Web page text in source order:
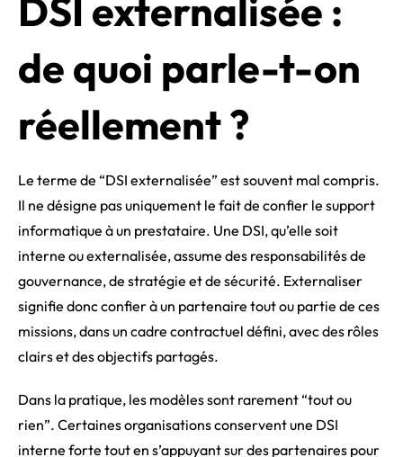
DSI externalisée :
de quoi parle-t-on
réellement ?
Le terme de “DSI externalisée” est souvent mal compris.
Il ne désigne pas uniquement le fait de confier le support
informatique à un prestataire. Une DSI, qu’elle soit
interne ou externalisée, assume des responsabilités de
gouvernance, de stratégie et de sécurité. Externaliser
signifie donc confier à un partenaire tout ou partie de ces
missions, dans un cadre contractuel défini, avec des rôles
clairs et des objectifs partagés.
Dans la pratique, les modèles sont rarement “tout ou
rien”. Certaines organisations conservent une DSI
interne forte tout en s’appuyant sur des partenaires pour